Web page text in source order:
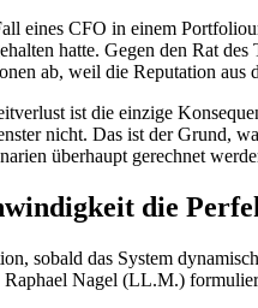
eines CFO in einem
hatte. Gegen den Rat
ab, weil die Reputation aus
ist die einzige
nicht. Das ist der Grund,
überhaupt gerechnet
die
sobald das System
Nagel (LL.M.)